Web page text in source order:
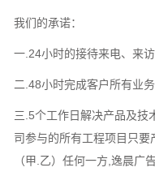
我们的承诺：
一.24小时的接待来电、来访
二.48小时完成客户所有业
三.5个工作日解决产品及技
司参与的所有工程项目只
（甲.乙）任何一方,逸晨广